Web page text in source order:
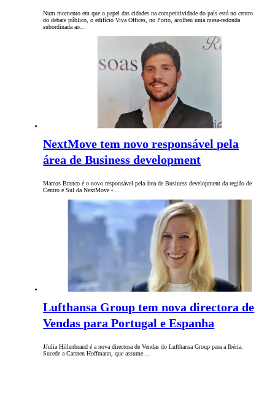
Num momento em que o papel das cidades na competitividade do país está no centro
do debate público, o edifício Viva Offices, no Porto, acolheu uma mesa-redonda
subordinada ao…
NextMove tem novo responsável pela
área de Business development
Marcos Branco é o novo responsável pela área de Business development da região de
Centro e Sul da NextMove -…
Lufthansa Group tem nova directora de
Vendas para Portugal e Espanha
JJulia Hillenbrand é a nova directora de Vendas do Lufthansa Group para a Ibéria.
Sucede a Carsten Hoffmann, que assume…